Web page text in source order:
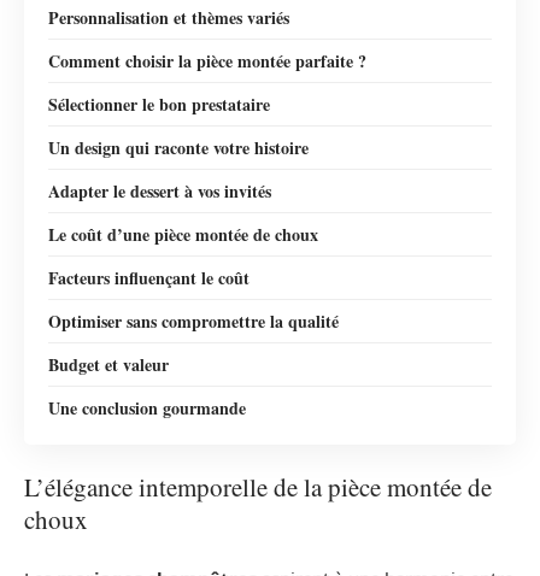
Personnalisation et thèmes variés
Comment choisir la pièce montée parfaite ?
Sélectionner le bon prestataire
Un design qui raconte votre histoire
Adapter le dessert à vos invités
Le coût d’une pièce montée de choux
Facteurs influençant le coût
Optimiser sans compromettre la qualité
Budget et valeur
Une conclusion gourmande
L’élégance intemporelle de la pièce montée de
choux